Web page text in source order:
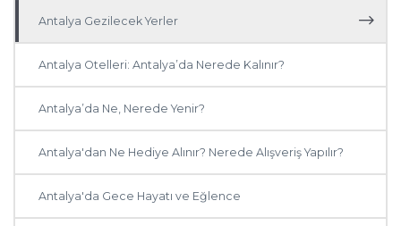
Antalya Gezilecek Yerler
Antalya Otelleri: Antalya’da Nerede Kalınır?
Antalya’da Ne, Nerede Yenir?
Antalya'dan Ne Hediye Alınır? Nerede Alışveriş Yapılır?
Antalya'da Gece Hayatı ve Eğlence